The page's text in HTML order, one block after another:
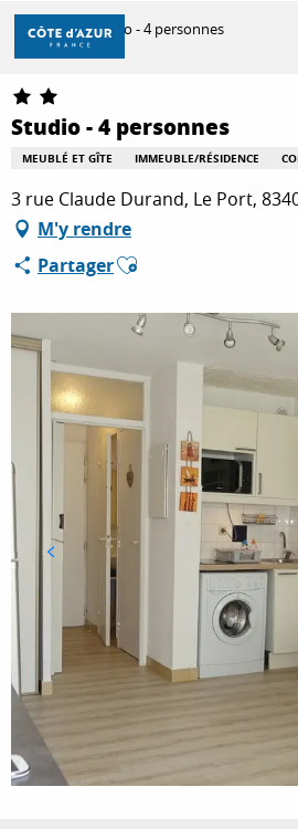
Aller
contenu
principal
DÉCOUVRIR
À FAIRE
SÉJOURNER
Accueil Studio - 4 personnes
Studio - 4 personnes
MEUBLÉ ET GÎTE IMMEUBLE/RÉSIDENCE
3 rue Claude Durand, Le Port,
M'y rendre
PartagerAjouter aux favoris